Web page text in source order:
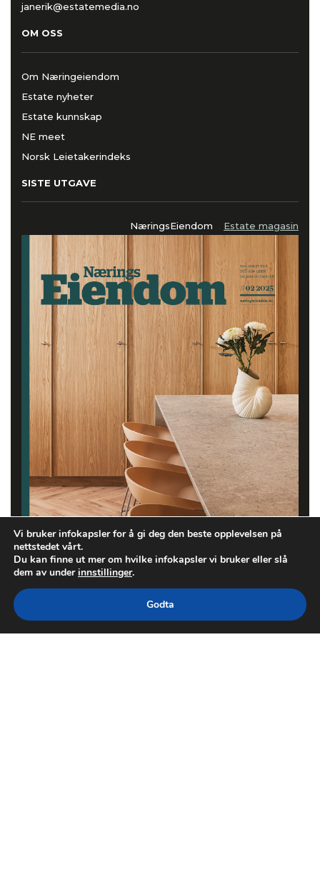
janerik@estatemedia.no
OM OSS
Om Næringeiendom
Estate nyheter
Estate kunnskap
NE meet
Norsk Leietakerindeks
SISTE UTGAVE
NæringsEiendom Estate magasin
Vi bruker infokapsler for å gi deg den beste opplevelsen på
nettstedet vårt.
Du kan finne ut mer om hvilke infokapsler vi bruker eller slå
dem av underinnstillinger.
Godta